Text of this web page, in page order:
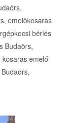
emelőkosaras
bérlés
Budaörs,
emelő